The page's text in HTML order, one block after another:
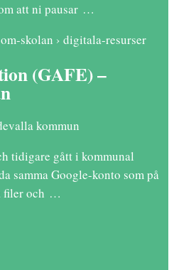
att ni pausar …
skolan › digitala-resurser
(GAFE) –
kommun
tidigare gått i kommunal
samma Google-konto som på
filer och …